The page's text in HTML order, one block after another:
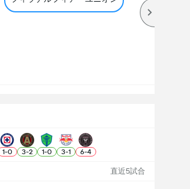
1-0 3-2 1-0 3-1 6-4
直近5試合